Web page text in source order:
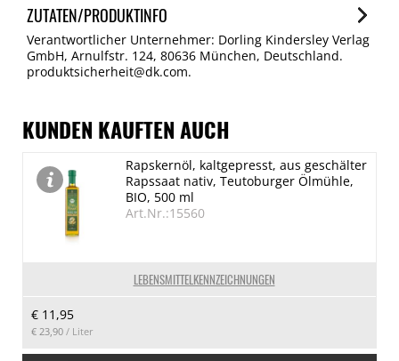
ZUTATEN/PRODUKTINFO
Verantwortlicher Unternehmer: Dorling Kindersley Verlag
GmbH, Arnulfstr. 124, 80636 München, Deutschland.
produktsicherheit@dk.com.
KUNDEN KAUFTEN AUCH
LEBENSMITTELKENNZEICHNUNGEN
Rapskernöl, kaltgepresst, aus geschälter
Rapssaat nativ, Teutoburger Ölmühle,
BIO, 500 ml
Art.Nr.:15560
€ 11,95
€ 23,90 / Liter